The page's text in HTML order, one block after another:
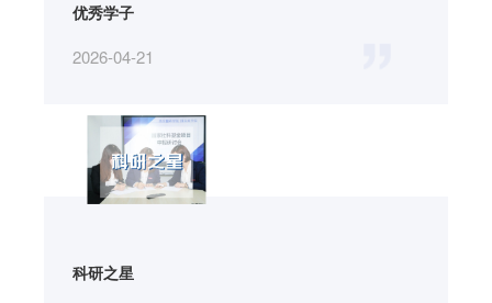
优秀学子
2026-04-21
科研之星